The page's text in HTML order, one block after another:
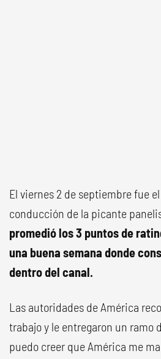
El viernes 2 de septiembre fue
conducción de la picante
promedió los 3 puntos de
una buena semana donde
dentro del canal.
Las autoridades de América
trabajo y le entregaron un ramo
puedo creer que América me